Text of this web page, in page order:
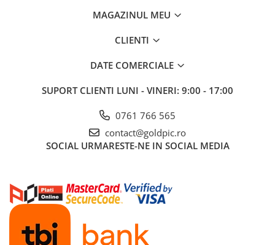
MAGAZINUL MEU
CLIENTI
DATE COMERCIALE
SUPORT CLIENTI LUNI - VINERI: 9:00 - 17:00
0761 766 565
contact@goldpic.ro
SOCIAL URMARESTE-NE IN SOCIAL MEDIA